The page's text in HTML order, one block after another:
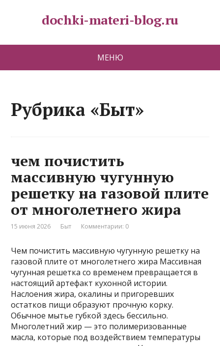
dochki-materi-blog.ru
МЕНЮ
Рубрика «Быт»
чем почистить
массивную чугунную
решетку на газовой плите
от многолетнего жира
15 июня 2026 Быт Комментарии: 0
Чем почистить массивную чугунную решетку на
газовой плите от многолетнего жира Массивная
чугунная решетка со временем превращается в
настоящий артефакт кухонной истории.
Наслоения жира, окалины и пригоревших
остатков пищи образуют прочную корку.
Обычное мытье губкой здесь бессильно.
Многолетний жир — это полимеризованные
масла, которые под воздействием температуры